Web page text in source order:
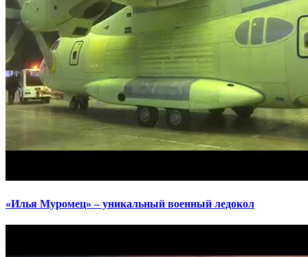
«Илья Муромец» – уникальный военный ледокол